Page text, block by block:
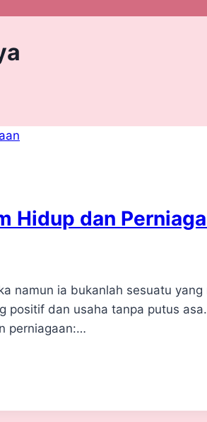
Hidup dan
namun ia bukanlah sesuatu
positif dan usaha tanpa putus
perniagaan:…